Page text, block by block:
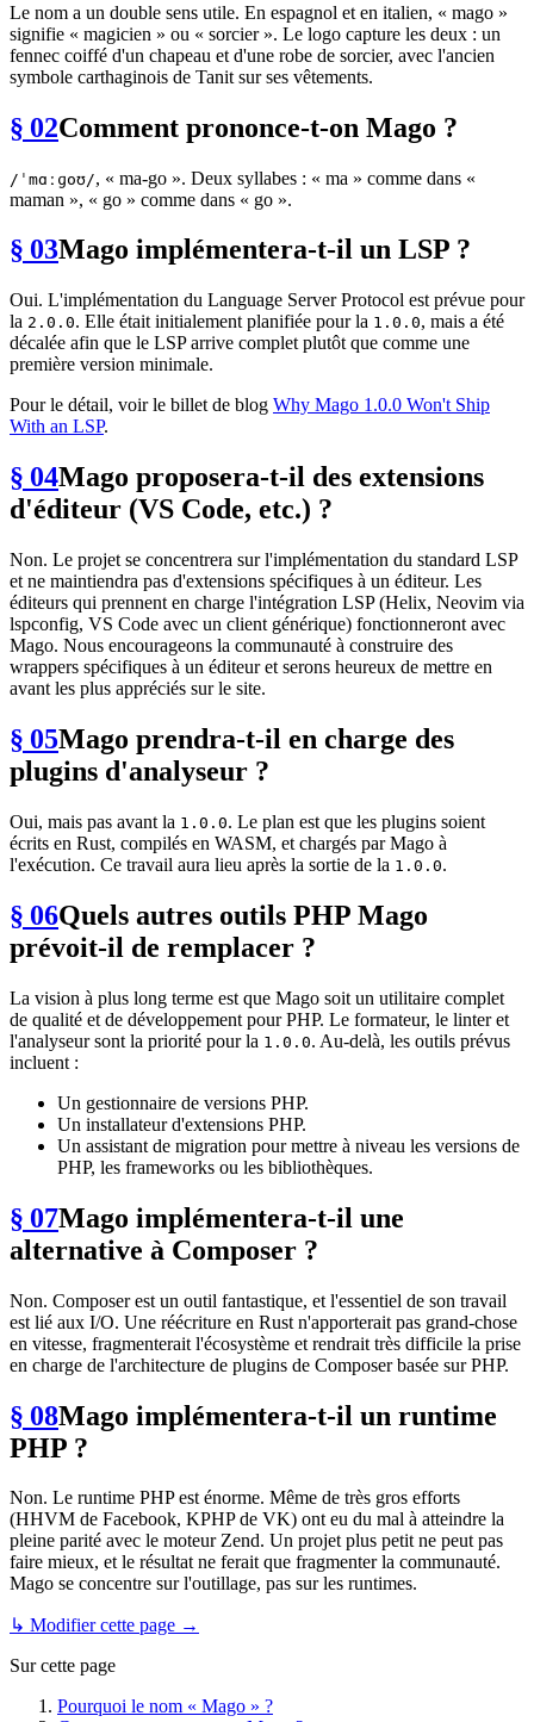
Le nom a un double sens utile. En espagnol et en italien, « mago »
signifie « magicien » ou « sorcier ». Le logo capture les deux : un
fennec coiffé d'un chapeau et d'une robe de sorcier, avec l'ancien
symbole carthaginois de Tanit sur ses vêtements.
§ 02Comment prononce-t-on Mago ?
/ˈmɑːɡoʊ/, « ma-go ». Deux syllabes : « ma » comme dans «
maman », « go » comme dans « go ».
§ 03Mago implémentera-t-il un LSP ?
Oui. L'implémentation du Language Server Protocol est prévue pour
la 2.0.0. Elle était initialement planifiée pour la 1.0.0, mais a été
décalée afin que le LSP arrive complet plutôt que comme une
première version minimale.
Pour le détail, voir le billet de blog Why Mago 1.0.0 Won't Ship
With an LSP.
§ 04Mago proposera-t-il des extensions
d'éditeur (VS Code, etc.) ?
Non. Le projet se concentrera sur l'implémentation du standard LSP
et ne maintiendra pas d'extensions spécifiques à un éditeur. Les
éditeurs qui prennent en charge l'intégration LSP (Helix, Neovim via
lspconfig, VS Code avec un client générique) fonctionneront avec
Mago. Nous encourageons la communauté à construire des
wrappers spécifiques à un éditeur et serons heureux de mettre en
avant les plus appréciés sur le site.
§ 05Mago prendra-t-il en charge des
plugins d'analyseur ?
Oui, mais pas avant la 1.0.0. Le plan est que les plugins soient
écrits en Rust, compilés en WASM, et chargés par Mago à
l'exécution. Ce travail aura lieu après la sortie de la 1.0.0.
§ 06Quels autres outils PHP Mago
prévoit-il de remplacer ?
La vision à plus long terme est que Mago soit un utilitaire complet
de qualité et de développement pour PHP. Le formateur, le linter et
l'analyseur sont la priorité pour la 1.0.0. Au-delà, les outils prévus
incluent :
Un gestionnaire de versions PHP.
Un installateur d'extensions PHP.
Un assistant de migration pour mettre à niveau les versions de
PHP, les frameworks ou les bibliothèques.
§ 07Mago implémentera-t-il une
alternative à Composer ?
Non. Composer est un outil fantastique, et l'essentiel de son travail
est lié aux I/O. Une réécriture en Rust n'apporterait pas grand-chose
en vitesse, fragmenterait l'écosystème et rendrait très difficile la prise
en charge de l'architecture de plugins de Composer basée sur PHP.
§ 08Mago implémentera-t-il un runtime
PHP ?
Non. Le runtime PHP est énorme. Même de très gros efforts
(HHVM de Facebook, KPHP de VK) ont eu du mal à atteindre la
pleine parité avec le moteur Zend. Un projet plus petit ne peut pas
faire mieux, et le résultat ne ferait que fragmenter la communauté.
Mago se concentre sur l'outillage, pas sur les runtimes.
↳ Modifier cette page →
Sur cette page
Pourquoi le nom « Mago » ?